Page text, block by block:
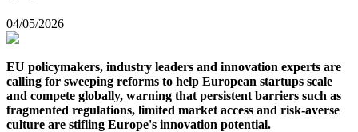
04/05/2026
EU policymakers, industry leaders and innovation experts are
calling for sweeping reforms to help European startups scale
and compete globally, warning that persistent barriers such as
fragmented regulations, limited market access and risk-averse
culture are stifling Europe's innovation potential.